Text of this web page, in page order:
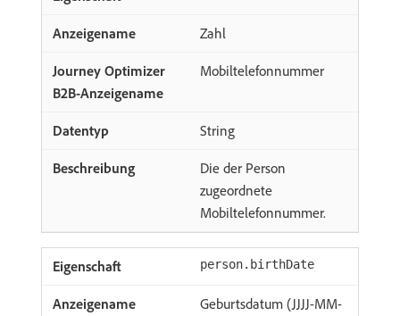
Zahl
Mobiltelefonnummer
String
Die der Person
zugeordnete
Mobiltelefonnummer.
person.birthDate
Geburtsdatum (JJJJ-MM-